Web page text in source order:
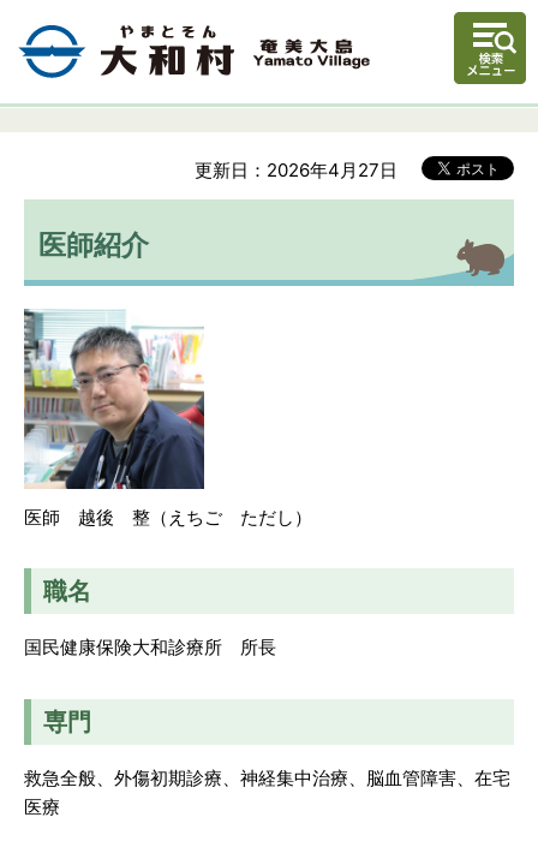
更新日：2026年4月27日
医師紹介
医師 越後 整（えちご ただし）
職名
国民健康保険大和診療所 所長
専門
救急全般、外傷初期診療、神経集中治療、脳血管障害、在宅
医療